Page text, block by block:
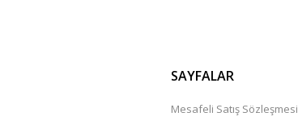
SAYFALAR
Mesafeli Satış Sözleşmesi